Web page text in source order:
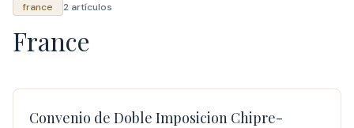
france 2 artículos
France
Convenio de Doble Imposicion Chipre-